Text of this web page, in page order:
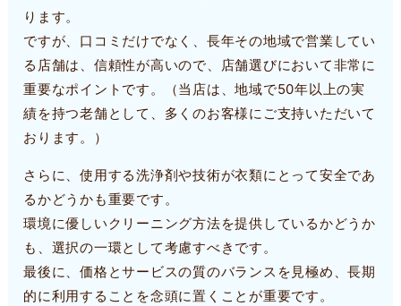
ります。
ですが、口コミだけでなく、長年その地域で営業してい
る店舗は、信頼性が高いので、店舗選びにおいて非常に
重要なポイントです。（当店は、地域で50年以上の実
績を持つ老舗として、多くのお客様にご支持いただいて
おります。）
さらに、使用する洗浄剤や技術が衣類にとって安全であ
るかどうかも重要です。
環境に優しいクリーニング方法を提供しているかどうか
も、選択の一環として考慮すべきです。
最後に、価格とサービスの質のバランスを見極め、長期
的に利用することを念頭に置くことが重要です。